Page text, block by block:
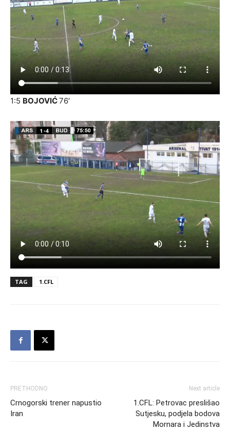
1:5 BOJOVIĆ76′
TAG 1.CFL
PRETHODNO
Crnogorski trener napustio
Iran
Next article
1.CFL: Petrovac preslišao
Sutjesku, podjela bodova
Mornara i Jedinstva